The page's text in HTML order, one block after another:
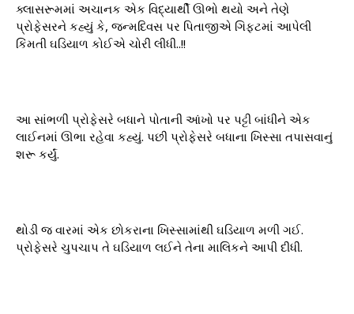
ક્લાસરૂમમાં અચાનક એક વિદ્યાર્થી ઊભો થયો અને તેણે
પ્રોફેસરને કહ્યું કે, જન્મદિવસ પર પિતાજીએ ગિફ્ટમાં આપેલી
કિંમતી ઘડિયાળ કોઈએ ચોરી લીધી..!!
આ સાંભળી પ્રોફેસરે બધાને પોતાની આંખો પર પટ્ટી બાંધીને એક
લાઈનમાં ઊભા રહેવા કહ્યું. પછી પ્રોફેસરે બધાના ખિસ્સા તપાસવાનું
શરૂ કર્યું.
થોડી જ વારમાં એક છોકરાના ખિસ્સામાંથી ઘડિયાળ મળી ગઈ.
પ્રોફેસરે ચુપચાપ તે ઘડિયાળ લઈને તેના માલિકને આપી દીધી.